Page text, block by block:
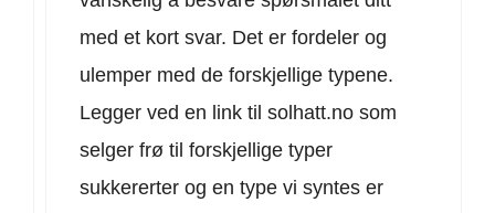
med et kort svar. Det er fordeler og
ulemper med de forskjellige typene.
Legger ved en link til solhatt.no som
selger frø til forskjellige typer
sukkererter og en type vi syntes er